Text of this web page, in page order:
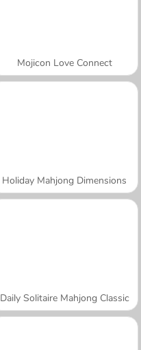
Mojicon Love Connect
Holiday Mahjong Dimensions
Daily Solitaire Mahjong Classic